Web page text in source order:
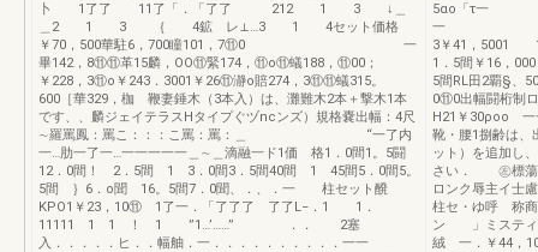
卜 1了了 11了「．「了了 212 1 3 ↓＿
＿2 1 3 ｛ 4鉱 レ⊥…3 1 4セット価格
￥70，500華駐6，700瞳101，7⑪0 一
畢142，8⑪⑪革15麟，OO⑪緊174，⑪o⑪蟻188，⑪00；
￥228，3⑪o￥243．3001￥26⑪瀞o賠274，3⑪⑪蟻315。
600［華329，枷 鞭妻錘木（3本入）は、灘難木2本＋撃木1本
です、、麟ジェイテラスHタイプぐヅncンズ）規格嚢出幅：4尺
∼羅罵鳳：罵こ：：：こ罵：罵：＿ “一了内
一…肋一了一…一一一一一＿∼＿滴融一ド1価 格1．0間1。5闘
12．0間！ 2．5間 1 3．0間3．5間40間 1 45間5．0間5。
5間 ｝6．o聞 16。5間7．0聞、．、．一 柱セット醗
KPO1￥23，10⑪ 1了一．「了了了 了了L−．1 1．
11111 1 1 ！ 1 ”1…’……” ．． 2塞
入．．．．．ヒ．．幅舳．一．．．．．．．．．．一一
5αo「τ
一 1本入出
3￥41，5001 1
1．5間￥16，
5間RL田2覇§、
0⑪0出幅闘桁制
H21￥30ρoo 一
靴・腰1捌齢は
ット）を追加
さい． ㊧標蕩
ロンク辱主イ士
柱セ・ゆ呼 称
ン 」ミスティ
絨 一．￥44，